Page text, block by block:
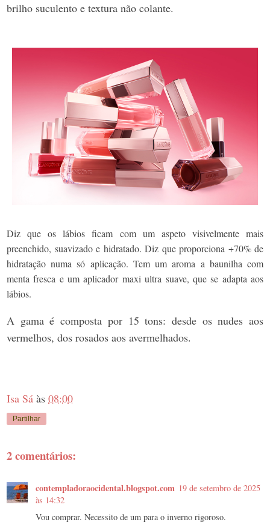
brilho suculento e textura não colante.
Diz que os lábios ficam com um aspeto visivelmente mais
preenchido, suavizado e hidratado. Diz que proporciona +70% de
hidratação numa só aplicação. Tem um aroma a baunilha com
menta fresca e um aplicador maxi ultra suave, que se adapta aos
lábios.
A gama é composta por 15 tons: desde os nudes aos
vermelhos, dos rosados aos avermelhados.
Isa Sá às 08:00
Partilhar
2 comentários:
contempladoraocidental.blogspot.com 19 de setembro de 2025
às 14:32
Vou comprar. Necessito de um para o inverno rigoroso.